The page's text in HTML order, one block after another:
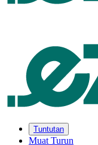
Tuntutan
Muat Turun